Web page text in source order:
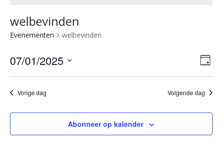
welbevinden
Evenementen welbevinden
Dag
07/01/2025
Selecteer
eenVorige dag Volgende dag
Abonneer op kalender